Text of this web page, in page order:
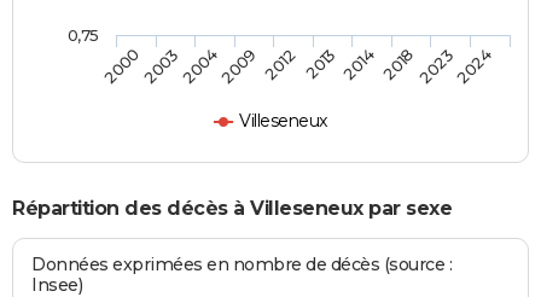
Villeseneux
2000200320042009 2012 2013 2014 201820232024
0,75
Répartition des décès à Villeseneux par sexe
Données exprimées en nombre de décès (source :
Insee)